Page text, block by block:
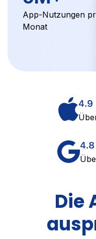
App-Nutzungen
Monat
Die